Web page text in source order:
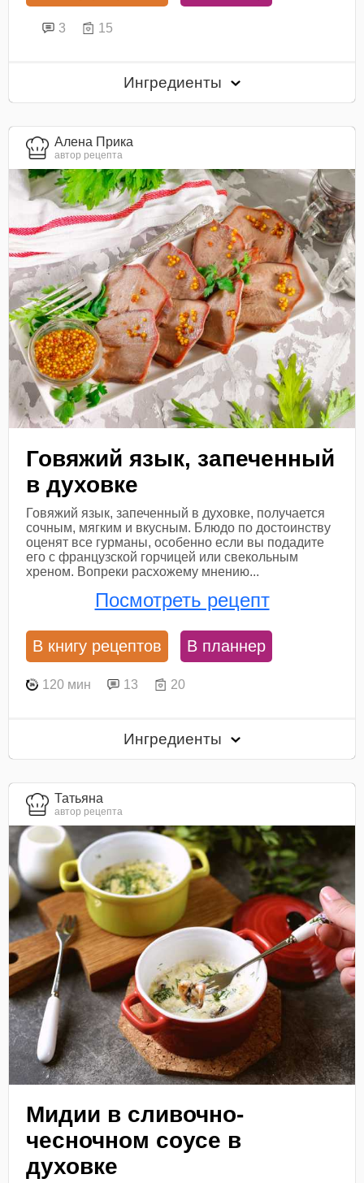
3 15
Ингредиенты
Алена Прика
автор рецепта
Говяжий язык, запеченный
в духовке
Говяжий язык, запеченный в духовке, получается
сочным, мягким и вкусным. Блюдо по достоинству
оценят все гурманы, особенно если вы подадите
его с французской горчицей или свекольным
хреном. Вопреки расхожему мнению...
Посмотреть рецепт
В книгу рецептов В планнер
120 мин 13 20
Ингредиенты
Татьяна
автор рецепта
Мидии в сливочно-
чесночном соусе в
духовке